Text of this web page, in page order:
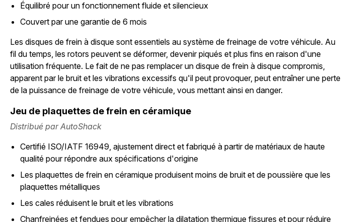
Équilibré pour un fonctionnement fluide et silencieux
Couvert par une garantie de 6 mois
Les disques de frein à disque sont essentiels au système de freinage de votre véhicule. Au
fil du temps, les rotors peuvent se déformer, devenir piqués et plus fins en raison d'une
utilisation fréquente. Le fait de ne pas remplacer un disque de frein à disque compromis,
apparent par le bruit et les vibrations excessifs qu'il peut provoquer, peut entraîner une perte
de la puissance de freinage de votre véhicule, vous mettant ainsi en danger.
Jeu de plaquettes de frein en céramique
Distribué par AutoShack
Certifié ISO/IATF 16949, ajustement direct et fabriqué à partir de matériaux de haute
qualité pour répondre aux spécifications d'origine
Les plaquettes de frein en céramique produisent moins de bruit et de poussière que les
plaquettes métalliques
Les cales réduisent le bruit et les vibrations
Chanfreinées et fendues pour empêcher la dilatation thermique fissures et pour réduire